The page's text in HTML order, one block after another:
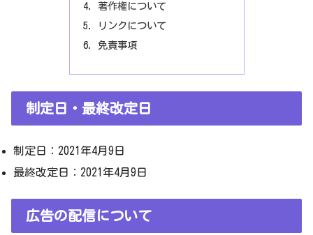
著作権について
リンクについて
免責事項
制定日・最終改定日
制定日：2021年4月9日
最終改定日：2021年4月9日
広告の配信について